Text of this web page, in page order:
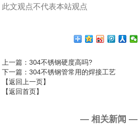
此文观点不代表本站观点
上一篇 ：304不锈钢硬度高吗?
下一篇 ：304不锈钢管常用的焊接工艺
【返回上一页】
【返回首页】
— 相关新闻 —